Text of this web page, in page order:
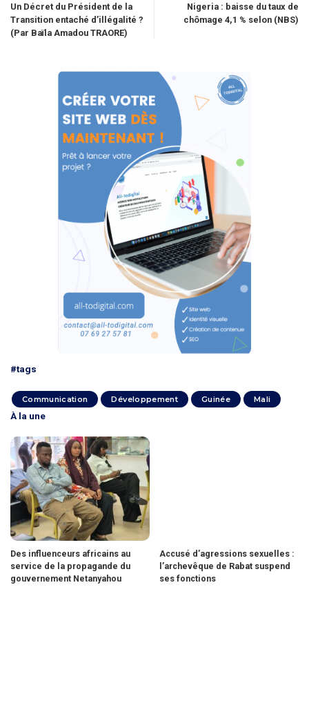
Un Décret du Président de la
Transition entaché d’illégalité ?
(Par Baïla Amadou TRAORE)
Nigeria : baisse du taux de
chômage 4,1 % selon (NBS)
#tags
Communication Développement Guinée Mali
À la une
Des influenceurs africains au
service de la propagande du
gouvernement Netanyahou
Accusé d’agressions sexuelles :
l’archevêque de Rabat suspend
ses fonctions